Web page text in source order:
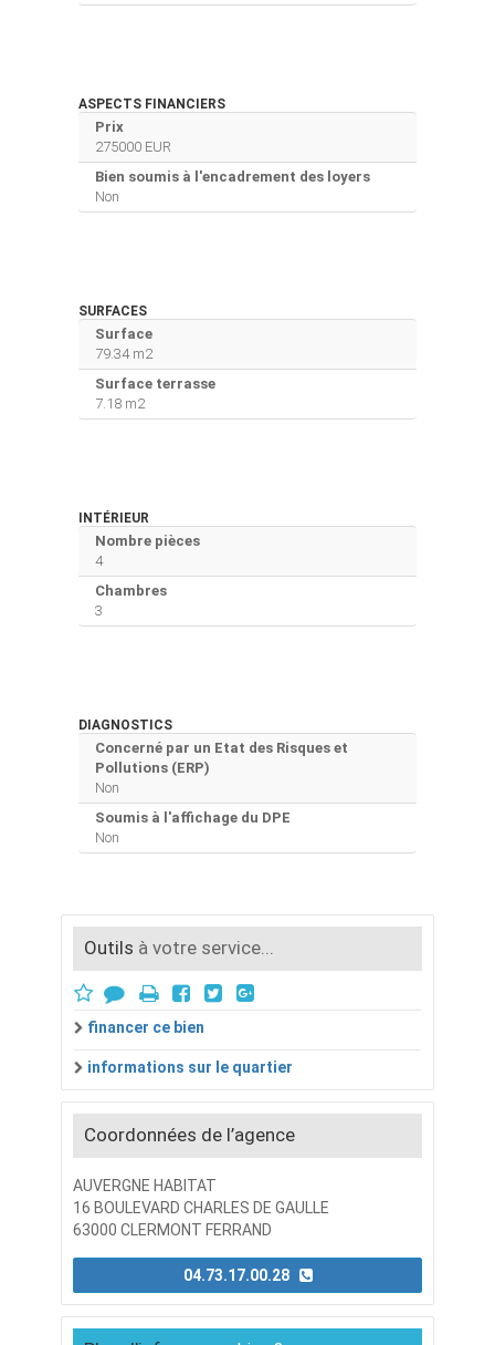
ASPECTS FINANCIERS
Prix
275000 EUR
Bien soumis à l'encadrement des loyers
Non
SURFACES
Surface
79.34 m2
Surface terrasse
7.18 m2
INTÉRIEUR
Nombre pièces
4
Chambres
3
DIAGNOSTICS
Concerné par un Etat des Risques et
Pollutions (ERP)
Non
Soumis à l'affichage du DPE
Non
Outils à votre service...
financer ce bien
informations sur le quartier
Coordonnées de l’agence
AUVERGNE HABITAT
16 BOULEVARD CHARLES DE GAULLE
63000 CLERMONT FERRAND